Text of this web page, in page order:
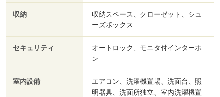
収納
収納スペース、クローゼット、シュ
ーズボックス
セキュリティ
オートロック、モニタ付インターホ
ン
室内設備
エアコン、洗濯機置場、洗面台、照
明器具、洗面所独立、室内洗濯機置